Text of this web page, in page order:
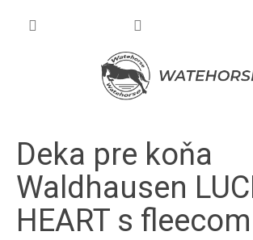
Deka pre koňa
Waldhausen
HEART s fleecom